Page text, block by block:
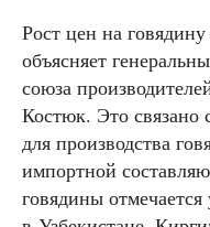
Рост цен на
объясняет
союза
Костюк. Это связано
для производства
импортной
говядины